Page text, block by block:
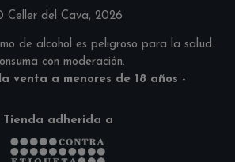
Celler del Cava, 2026
de alcohol es peligroso para la salud.
con moderación.
venta a menores de 18 años -
Tienda adherida a